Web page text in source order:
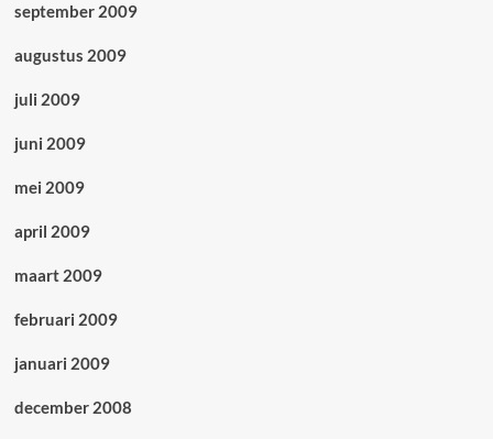
september 2009
augustus 2009
juli 2009
juni 2009
mei 2009
april 2009
maart 2009
februari 2009
januari 2009
december 2008